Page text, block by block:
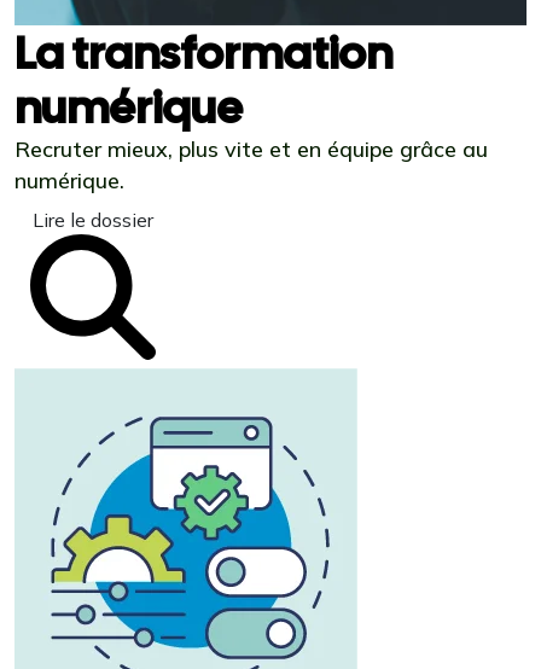
La transformation
numérique
Recruter mieux, plus vite et en équipe grâce au
numérique.
Lire le dossier